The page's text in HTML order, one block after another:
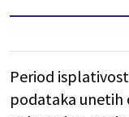
Period
podataka unetih